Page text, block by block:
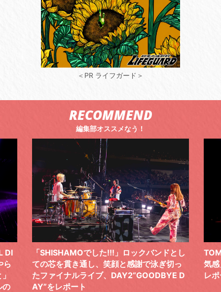
＜PR ライフガード＞
RECOMMEND
編集部オススメなう！
DI
ら
の
「SHISHAMOでした!!!」ロックバンドとし
ての芯を貫き通し、笑顔と感謝で泳ぎ切っ
たファイナルライブ、DAY2“GOODBYE D
AY”をレポート
気
レ